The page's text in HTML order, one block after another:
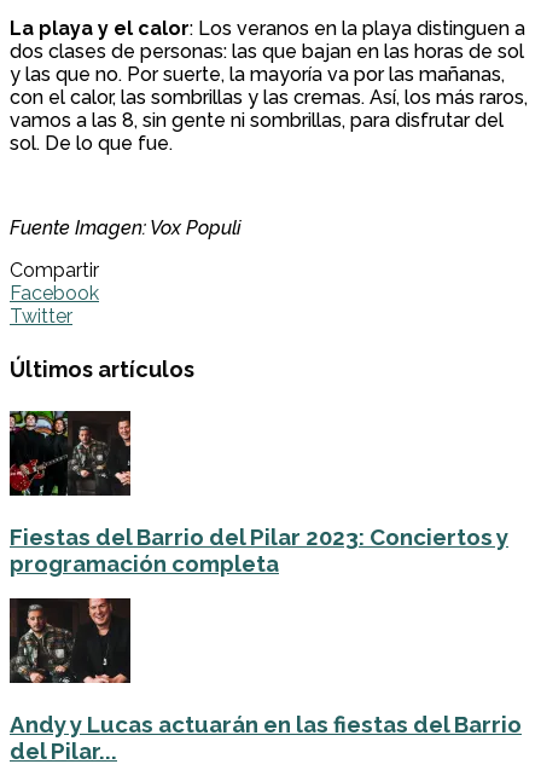
La playa y el calor: Los veranos en la playa distinguen a
dos clases de personas: las que bajan en las horas de sol
y las que no. Por suerte, la mayoría va por las mañanas,
con el calor, las sombrillas y las cremas. Así, los más raros,
vamos a las 8, sin gente ni sombrillas, para disfrutar del
sol. De lo que fue.
Fuente Imagen: Vox Populi
Compartir
Facebook
Twitter
Últimos artículos
Fiestas del Barrio del Pilar 2023: Conciertos y
programación completa
Andy y Lucas actuarán en las fiestas del Barrio
del Pilar...